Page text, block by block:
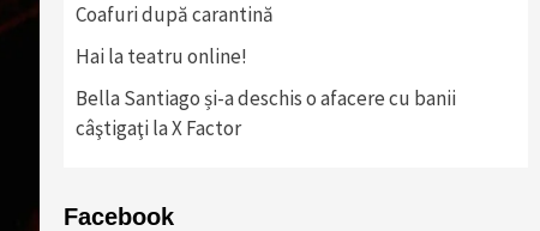
Coafuri după carantină
Hai la teatru online!
Bella Santiago și-a deschis o afacere cu banii
câştigaţi la X Factor
Facebook